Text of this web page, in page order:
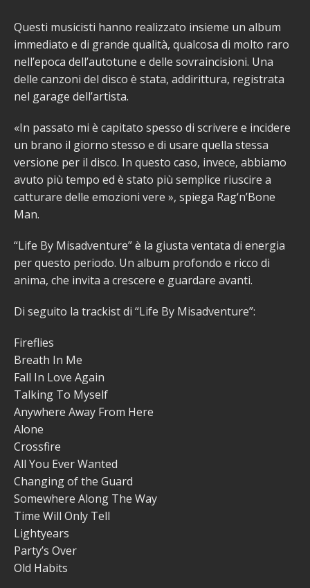
Questi musicisti hanno realizzato insieme un album
immediato e di grande qualità, qualcosa di molto raro
nell’epoca dell’autotune e delle sovraincisioni. Una
delle canzoni del disco è stata, addirittura, registrata
nel garage dell’artista.
«In passato mi è capitato spesso di scrivere e incidere
un brano il giorno stesso e di usare quella stessa
versione per il disco. In questo caso, invece, abbiamo
avuto più tempo ed è stato più semplice riuscire a
catturare delle emozioni vere », spiega Rag‘n’Bone
Man.
“Life By Misadventure” è la giusta ventata di energia
per questo periodo. Un album profondo e ricco di
anima, che invita a crescere e guardare avanti.
Di seguito la trackist di “Life By Misadventure”:
Fireflies
Breath In Me
Fall In Love Again
Talking To Myself
Anywhere Away From Here
Alone
Crossfire
All You Ever Wanted
Changing of the Guard
Somewhere Along The Way
Time Will Only Tell
Lightyears
Party’s Over
Old Habits